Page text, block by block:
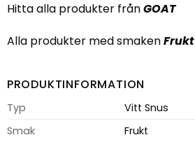
Hitta alla produkter frånGOAT
Alla produkter med smakenFrukt
PRODUKTINFORMATION
Typ
Vitt Snus
Smak
Frukt